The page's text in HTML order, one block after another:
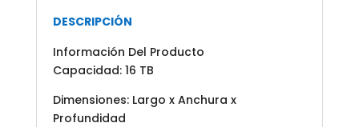
DESCRIPCIÓN
Información Del Producto
Capacidad: 16 TB
Dimensiones: Largo x Anchura x
Profundidad